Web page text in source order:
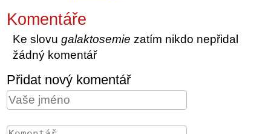
Komentáře
Ke slovugalaktosemie zatím nikdo nepřidal
žádný komentář
Přidat nový komentář